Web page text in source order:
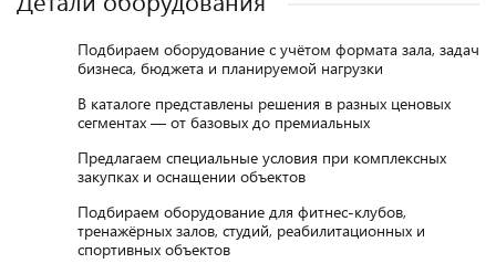
Подбираем оборудование с учётом формата зала, задач
бизнеса, бюджета и планируемой нагрузки
В каталоге представлены решения в разных ценовых
сегментах — от базовых до премиальных
Предлагаем специальные условия при комплексных
закупках и оснащении объектов
Подбираем оборудование для фитнес-клубов,
тренажёрных залов, студий, реабилитационных и
спортивных объектов